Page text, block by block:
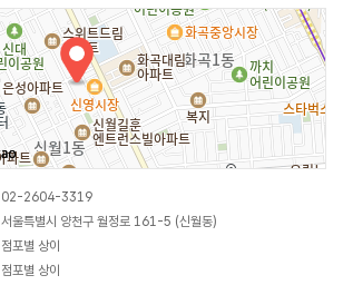
02-2604-3319
서울특별시 양천구 월정로 161-5 (신월동)
점포별 상이
점포별 상이